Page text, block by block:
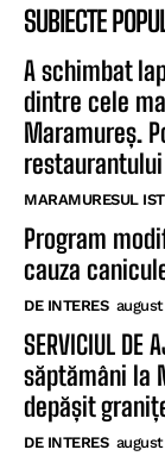
SUBIECTE
A schimbat
dintre cele
Maramureș.
MARAMURESUL
Program
cauza
DE INTERES
SERVICIUL DE
săptămâni la
depășit
DE INTERES